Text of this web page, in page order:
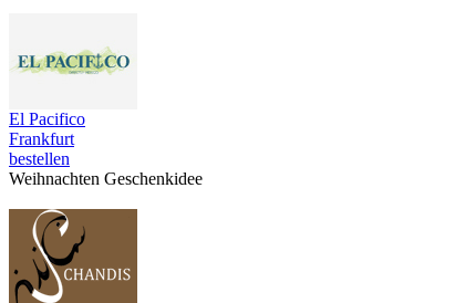
El Pacifico
Frankfurt
bestellen
Weihnachten Geschenkidee